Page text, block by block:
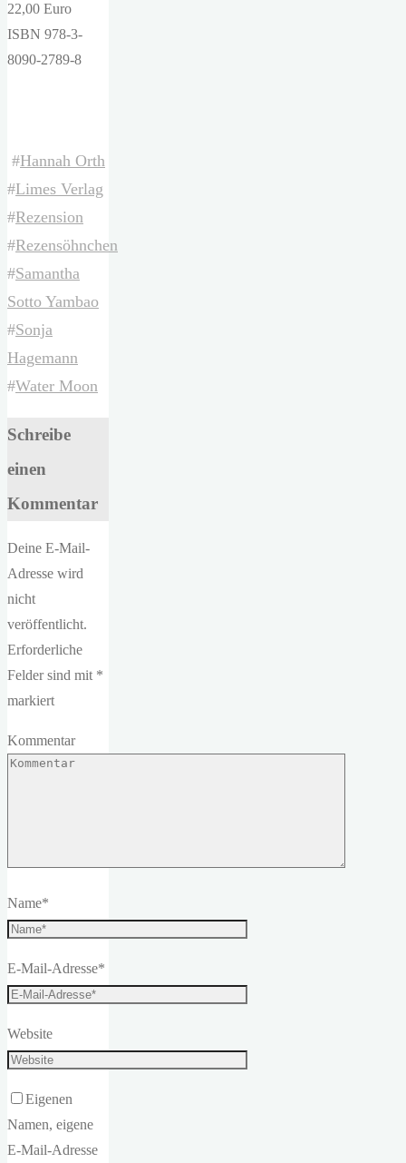
22,00 Euro
ISBN 978-3-
8090-2789-8
#Hannah Orth
#Limes Verlag
#Rezension
#Rezensöhnchen
#Samantha
Sotto Yambao
#Sonja
Hagemann
#Water Moon
Schreibe
einen
Kommentar
Deine E-Mail-
Adresse wird
nicht
veröffentlicht.
Erforderliche
Felder sind mit *
markiert
Kommentar
Name*
E-Mail-Adresse*
Website
Eigenen
Namen, eigene
E-Mail-Adresse